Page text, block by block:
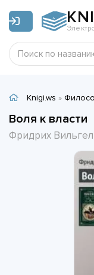
Knigi.ws »
Воля к власти
Фридрих